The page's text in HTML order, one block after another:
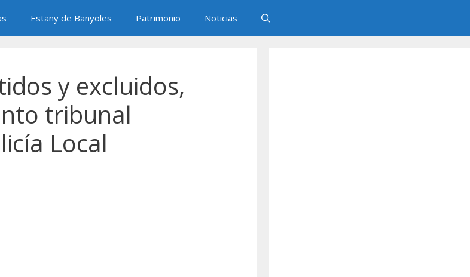
Estany de Banyoles Patrimonio Noticias
y excluidos,
tribunal
Local